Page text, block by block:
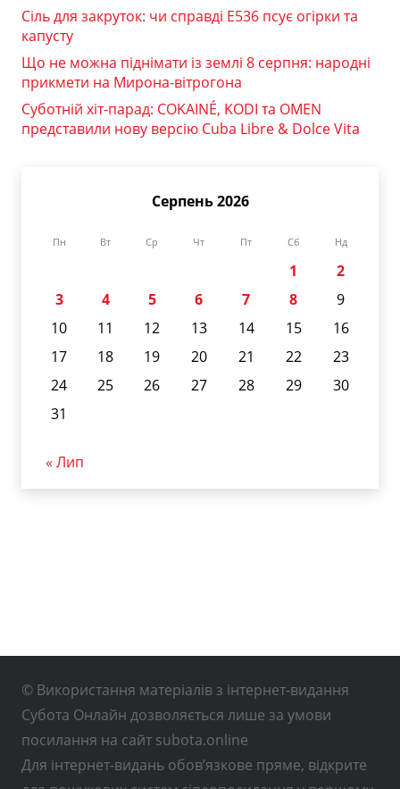
Сіль для закруток: чи справді Е536 псує огірки та
капусту
Що не можна піднімати із землі 8 серпня: народні
прикмети на Мирона-вітрогона
Суботній хіт-парад: COKAINÉ, KODI та OMEN
представили нову версію Cuba Libre & Dolce Vita
Серпень 2026
Пн Вт Ср Чт Пт Сб Нд
1
2
3
4 5 6 7 8
9
10
11 12 13 14 15
16
17
18 19 20 21 22
23
24
25 26 27 28 29
30
31
« Лип
© Використання матеріалів з інтернет-видання
Субота Онлайн дозволяється лише за умови
посилання на сайт subota.online
Для інтернет-видань обов’язкове пряме, відкрите